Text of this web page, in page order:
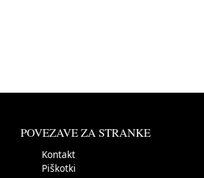
POVEZAVE ZA STRANKE
Kontakt
Piškotki